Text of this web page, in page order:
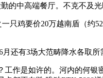
的中高端餐厅。不克不及光
鸡要价20万越南盾（约
有3场大范畴降水各取所
作是如许的。河内的何银